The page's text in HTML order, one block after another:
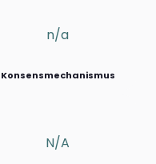
n/a
Konsensmechanismus
N/a